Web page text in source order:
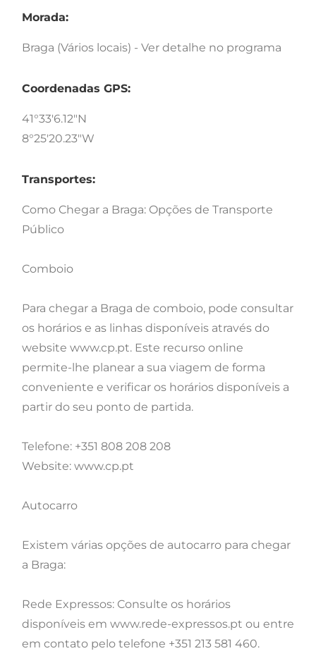
Morada:
Braga (Vários locais) - Ver detalhe no programa
Coordenadas GPS:
41°33'6.12"N
8°25'20.23"W
Transportes:
Como Chegar a Braga: Opções de Transporte
Público
Comboio
Para chegar a Braga de comboio, pode consultar
os horários e as linhas disponíveis através do
website www.cp.pt. Este recurso online
permite-lhe planear a sua viagem de forma
conveniente e verificar os horários disponíveis a
partir do seu ponto de partida.
Telefone: +351 808 208 208
Website: www.cp.pt
Autocarro
Existem várias opções de autocarro para chegar
a Braga:
Rede Expressos: Consulte os horários
disponíveis em www.rede-expressos.pt ou entre
em contato pelo telefone +351 213 581 460.